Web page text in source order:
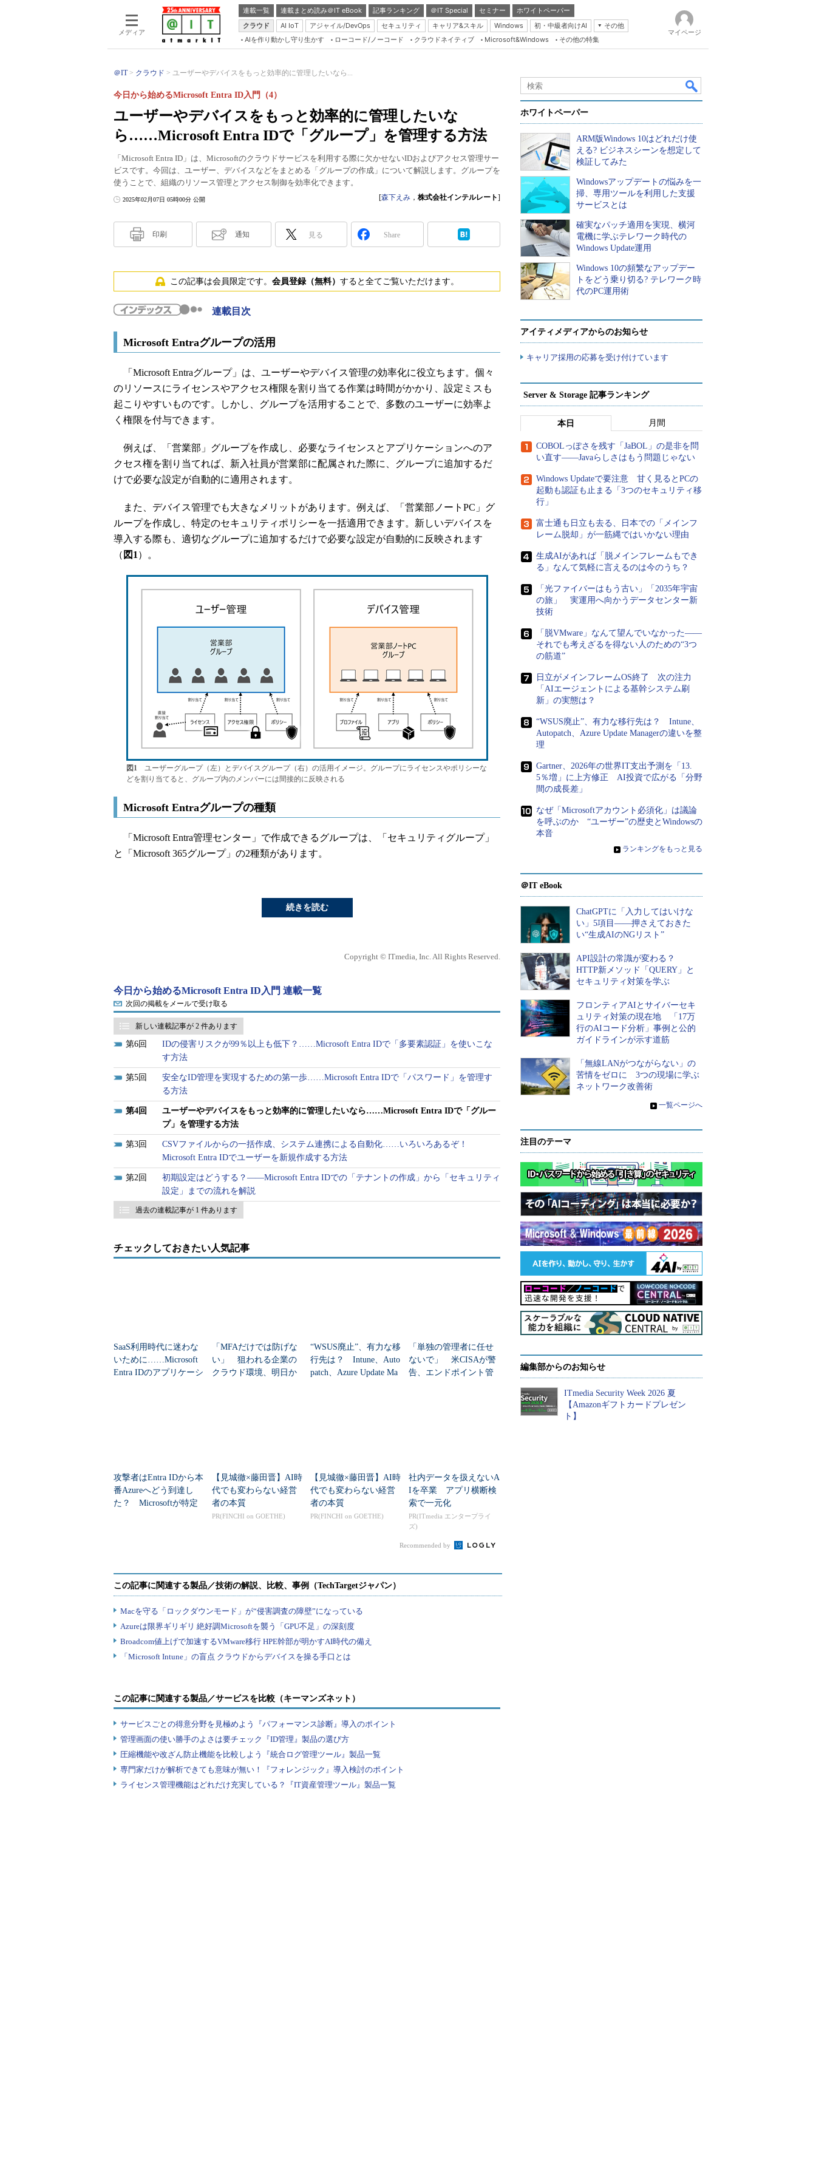
メディア
連載一覧 連載まとめ読み＠IT eBook 記事ランキング ＠IT Special セミナー
ホワイトペーパー
クラウド
AI IoT アジャイル/DevOps セキュリティ キャリア&スキル Windows 初・中級者向けAI
その他
Server & Storage
Database Expert
Linux ＆ OSS
Master of IP Network
Security & Trust
Test & Tools
AIを作り動かし守り生かす ローコード/ノーコード クラウドネイティブ Microsoft&Windows その他の特集
マイページ
＠IT クラウド ユーザーやデバイスをもっと効率的に管理したいなら...
ユーザーやデバイスをもっと効率的に管理したいな
ら……Microsoft Entra IDで「グループ」を管理する方法
今日から始めるMicrosoft Entra ID入門（4）
「Microsoft Entra ID」は、Microsoftのクラウドサービスを利用する際に欠かせないIDおよびアクセス管理サー
ビスです。今回は、ユーザー、デバイスなどをまとめる「グループの作成」について解説します。グループを
使うことで、組織のリソース管理とアクセス制御を効率化できます。
2025年02月07日 05時00分 公開 [森下えみ ， 株式会社インテルレート]
印刷 通知 見る Share
この記事は会員限定です。 会員登録（無料） すると全てご覧いただけます。
連載目次
Microsoft Entraグループの活用
「Microsoft Entraグループ」は、ユーザーやデバイス管理の効率化に役立ちます。個々
のリソースにライセンスやアクセス権限を割り当てる作業は時間がかかり、設定ミスも
起こりやすいものです。しかし、グループを活用することで、多数のユーザーに効率よ
く権限を付与できます。
例えば、「営業部」グループを作成し、必要なライセンスとアプリケーションへのア
クセス権を割り当てれば、新入社員が営業部に配属された際に、グループに追加するだ
けで必要な設定が自動的に適用されます。
また、デバイス管理でも大きなメリットがあります。例えば、「営業部ノートPC」グ
ループを作成し、特定のセキュリティポリシーを一括適用できます。新しいデバイスを
導入する際も、適切なグループに追加するだけで必要な設定が自動的に反映されます
（ 図1 ）。
図1ユーザーグループ（左）とデバイスグループ（右）の活用イメージ。グループにライセンスやポリシーな
どを割り当てると、グループ内のメンバーには間接的に反映される
Microsoft Entraグループの種類
「Microsoft Entra管理センター」で作成できるグループは、「セキュリティグループ」
と「Microsoft 365グループ」の2種類があります。
続きを読む
Copyright © ITmedia, Inc. All Rights Reserved.
今日から始めるMicrosoft Entra ID入門 連載一覧
次回の掲載をメールで受け取る
新しい連載記事が 2 件あります
6
IDの侵害リスクが99％以上も低下？……Microsoft Entra IDで「多要素認証」を使いこな
す方法
5
安全なID管理を実現するための第一歩……Microsoft Entra IDで「パスワード」を管理す
る方法
4
ユーザーやデバイスをもっと効率的に管理したいなら……Microsoft Entra IDで「グルー
プ」を管理する方法
3
CSVファイルからの一括作成、システム連携による自動化……いろいろあるぞ！
Microsoft Entra IDでユーザーを新規作成する方法
2
初期設定はどうする？――Microsoft Entra IDでの「テナントの作成」から「セキュリティ
設定」までの流れを解説
過去の連載記事が 1 件あります
チェックしておきたい人気記事
SaaS利用時代に迷わな
いために……Microsoft
Entra IDのアプリケーシ
「MFAだけでは防げな
い」 狙われる企業の
クラウド環境、明日か
“WSUS廃止”、有力な移
行先は？ Intune、Auto
patch、Azure Update Ma
「単独の管理者に任せ
ないで」 米CISAが警
告、エンドポイント管
攻撃者はEntra IDから本
番Azureへどう到達し
た？ Microsoftが特定
【見城徹×藤田晋】AI時
代でも変わらない経営
者の本質
PR(FINCHI on GOETHE)
【見城徹×藤田晋】AI時
代でも変わらない経営
者の本質
PR(FINCHI on GOETHE)
社内データを扱えないA
Iを卒業 アプリ横断検
索で一元化
PR(ITmedia エンタープライ
ズ)
Recommended by
この記事に関連する製品／サービスを比較（キーマンズネット）
サービスごとの得意分野を見極めよう『パフォーマンス診断』導入のポイント
管理画面の使い勝手のよさは要チェック『ID管理』製品の選び方
圧縮機能や改ざん防止機能を比較しよう『統合ログ管理ツール』製品一覧
専門家だけが解析できても意味が無い！『フォレンジック』導入検討のポイント
ライセンス管理機能はどれだけ充実している？『IT資産管理ツール』製品一覧
ホワイトペーパー
ARM版Windows 10はどれだけ使
える? ビジネスシーンを想定して
検証してみた
Windowsアップデートの悩みを一
掃、専用ツールを利用した支援
サービスとは
確実なパッチ適用を実現、横河
電機に学ぶテレワーク時代の
Windows Update運用
Windows 10の頻繁なアップデー
トをどう乗り切る? テレワーク時
代のPC運用術
アイティメディアからのお知らせ
キャリア採用の応募を受け付けています
Server & Storage 記事ランキング
本日 月間
COBOLっぽさを残す「JaBOL」の是非を問
い直す――Javaらしさはもう問題じゃない
Windows Updateで要注意 甘く見るとPCの
起動も認証も止まる「3つのセキュリティ移
行」
富士通も日立も去る、日本での「メインフ
レーム脱却」が一筋縄ではいかない理由
生成AIがあれば「脱メインフレームもでき
る」なんて気軽に言えるのは今のうち？
「光ファイバーはもう古い」「2035年宇宙
の旅」 実運用へ向かうデータセンター新
技術
「脱VMware」なんて望んでいなかった――
それでも考えざるを得ない人のための“3つ
の筋道”
日立がメインフレームOS終了 次の注力
「AIエージェントによる基幹システム刷
新」の実態は？
“WSUS廃止”、有力な移行先は？ Intune、
Autopatch、Azure Update Managerの違いを整
理
Gartner、2026年の世界IT支出予測を「13.
5％増」に上方修正 AI投資で広がる「分野
間の成長差」
なぜ「Microsoftアカウント必須化」は議論
を呼ぶのか “ユーザー”の歴史とWindowsの
本音
» ランキングをもっと見る
＠IT eBook
ChatGPTに「入力してはいけな
い」5項目――押さえておきた
い“生成AIのNGリスト”
API設計の常識が変わる？
HTTP新メソッド「QUERY」と
セキュリティ対策を学ぶ
フロンティアAIとサイバーセキ
ュリティ対策の現在地 「17万
行のAIコード分析」事例と公的
ガイドラインが示す道筋
「無線LANがつながらない」の
苦情をゼロに 3つの現場に学ぶ
ネットワーク改善術
» 一覧ページへ
注目のテーマ
編集部からのお知らせ
ITmedia Security Week 2026 夏
【Amazonギフトカードプレゼン
ト】